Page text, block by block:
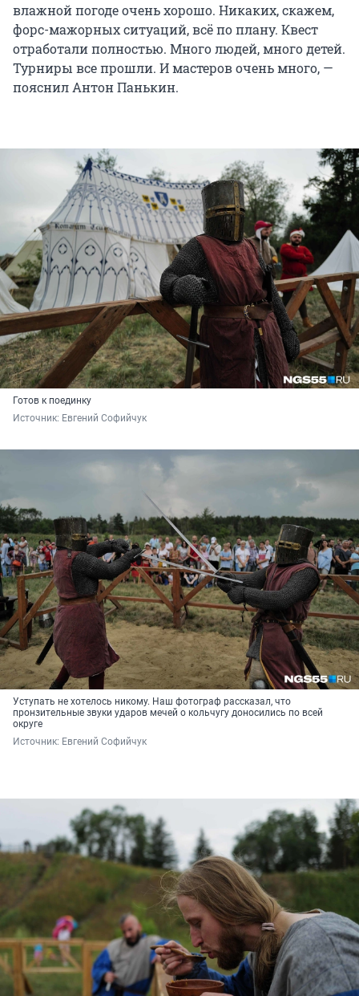
влажной погоде очень хорошо. Никаких, скажем,
форс-мажорных ситуаций, всё по плану. Квест
отработали полностью. Много людей, много детей.
Турниры все прошли. И мастеров очень много, —
пояснил Антон Панькин.
Готов к поединку
Источник: Евгений Софийчук
Уступать не хотелось никому. Наш фотограф рассказал, что
пронзительные звуки ударов мечей о кольчугу доносились по всей
округе
Источник: Евгений Софийчук